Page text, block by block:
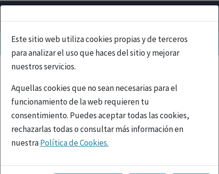
Este sitio web utiliza cookies propias y de terceros
para analizar el uso que haces del sitio y mejorar
nuestros servicios.
Aquellas cookies que no sean necesarias para el
funcionamiento de la web requieren tu
consentimiento. Puedes aceptar todas las cookies,
rechazarlas todas o consultar más información en
nuestraPolítica de Cookies.
Toda la información incluida en la Página Web está